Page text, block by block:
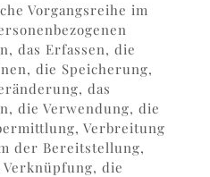
Vorgangsreihe im
das Erfassen, die
die Speicherung,
das
die Verwendung, die
Verbreitung
der Bereitstellung,
die